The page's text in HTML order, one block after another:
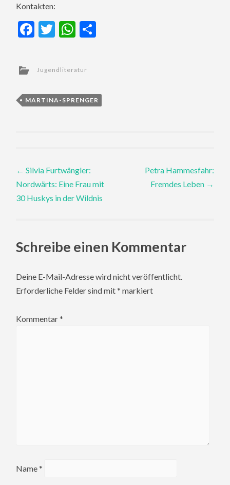
Kontakten:
Facebook
TwitterWhatsApp
Jugendliteratur
MARTINA-SPRENGER
Post
navigation
← Silvia Furtwängler:
Nordwärts: Eine Frau mit
30 Huskys in der Wildnis
Petra Hammesfahr:
Fremdes Leben →
Schreibe einen Kommentar
Deine E-Mail-Adresse wird nicht veröffentlicht.
Erforderliche Felder sind mit* markiert
Kommentar*
Name*